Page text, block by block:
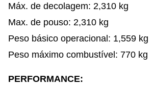
Máx. de decolagem: 2,310 kg
Max. de pouso: 2,310 kg
Peso básico operacional: 1,559 kg
Peso máximo combustível: 770 kg
PERFORMANCE: